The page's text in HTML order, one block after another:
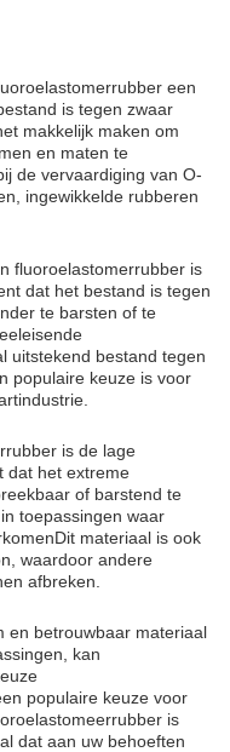
een
is tegen zwaar
makkelijk maken om
en maten te
de vervaardiging van O-
ingewikkelde rubberen
fluoroelastomerrubber is
dat het bestand is tegen
te barsten of te
uitstekend bestand tegen
populaire keuze is voor
is de lage
dat het extreme
of barstend te
toepassingen waar
materiaal is ook
waardoor andere
afbreken.
en betrouwbaar materiaal
kan
populaire keuze voor
is
dat aan uw behoeften